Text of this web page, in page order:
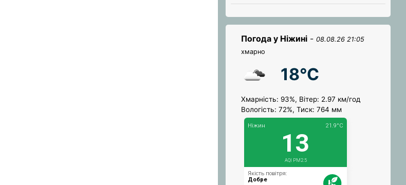
Погода у Ніжині - 08.08.26 21:05
хмарно
18°C
Хмарність: 93%, Вітер: 2.97 км/год
Вологість: 72%, Тиск: 764 мм